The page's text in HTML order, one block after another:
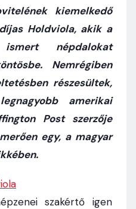
kiemelkedő
Holdviola, akik a
népdalokat
Nemrégiben
részesültek,
amerikai
Post szerzője
egy, a magyar
szakértő igen